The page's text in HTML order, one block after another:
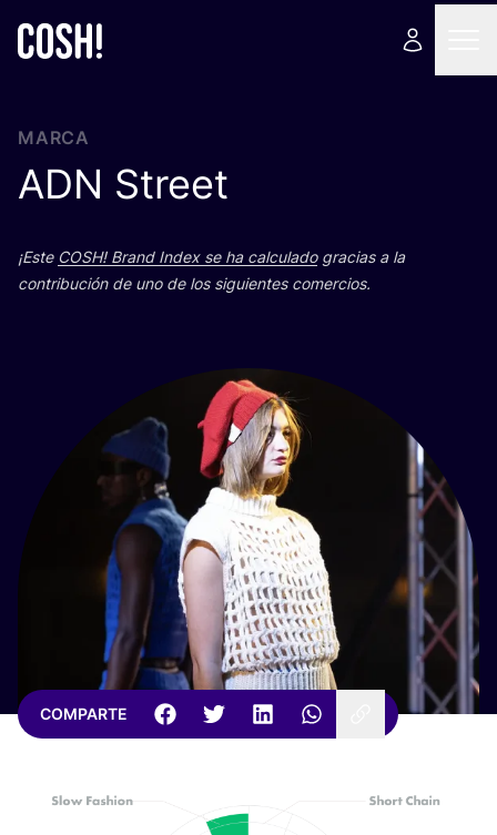
MARCA
ADN Street
¡Este COSH! Brand Index se ha cal­cu­la­dogra­cias a la
con­tri­bu­ción de uno de los siguien­tes comercios.
COMPARTE